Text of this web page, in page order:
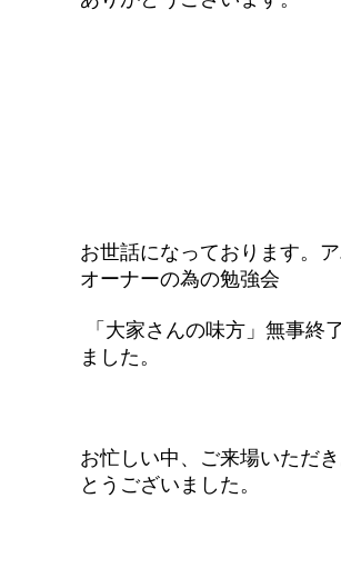
お世話になっております。ア
オーナーの為の勉強会
「大家さんの味方」無事終
ました。
お忙しい中、ご来場いただ
とうございました。